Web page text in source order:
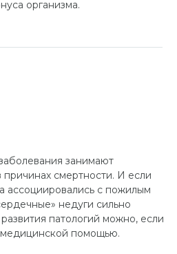
организма.
занимают
смертности. И если
ассоциировались с пожилым
недуги сильно
патологий можно, если
медицинской помощью.